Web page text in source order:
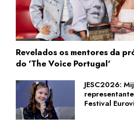
Revelados os mentores da
do 'The Voice Portugal'
JESC2026:
Festival